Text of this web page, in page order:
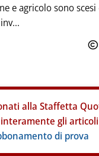
e agricolo sono
alla Staffetta
gli
di prova